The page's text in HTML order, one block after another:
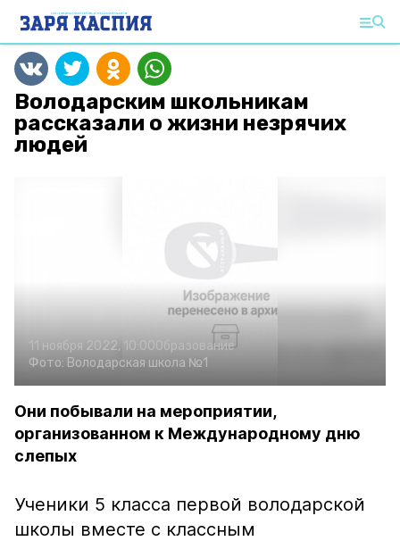
Володарским школьникам
рассказали о жизни незрячих
людей
11 ноября 2022, 10:00Образование
Фото: Володарская школа №1
Они побывали на мероприятии,
организованном к Международному дню
слепых
Ученики 5 класса первой володарской
школы вместе с классным